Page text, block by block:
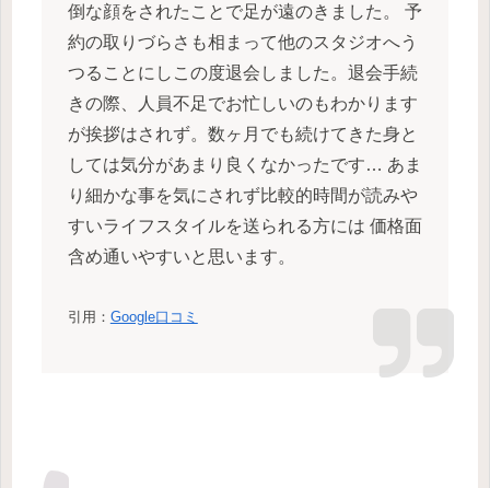
倒な顔をされたことで足が遠のきました。 予
約の取りづらさも相まって他のスタジオへう
つることにしこの度退会しました。退会手続
きの際、人員不足でお忙しいのもわかります
が挨拶はされず。数ヶ月でも続けてきた身と
しては気分があまり良くなかったです… あま
り細かな事を気にされず比較的時間が読みや
すいライフスタイルを送られる方には 価格面
含め通いやすいと思います。
引用： Google口コミ